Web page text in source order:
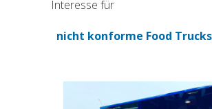
Interesse für
nicht konforme Food Trucks
(si apre in una